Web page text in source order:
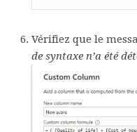
Vérifiez que le
de syntaxe n’a été